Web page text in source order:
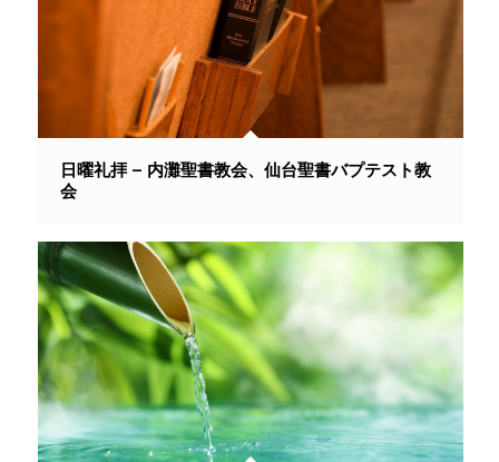
日曜礼拝 – 内灘聖書教会、仙台聖書バプテスト教
会